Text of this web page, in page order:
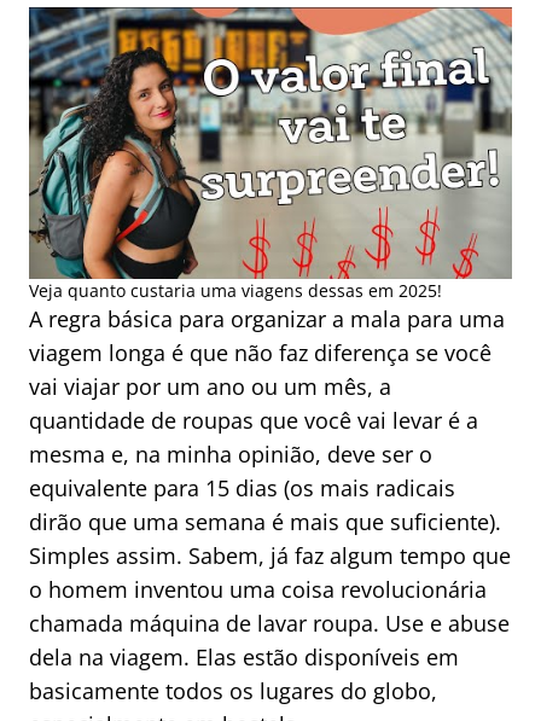
Veja quanto custaria uma viagens dessas em 2025!
A regra básica para organizar a mala para uma
viagem longa é que não faz diferença se você
vai viajar por um ano ou um mês, a
quantidade de roupas que você vai levar é a
mesma e, na minha opinião, deve ser o
equivalente para 15 dias (os mais radicais
dirão que uma semana é mais que suficiente).
Simples assim. Sabem, já faz algum tempo que
o homem inventou uma coisa revolucionária
chamada máquina de lavar roupa. Use e abuse
dela na viagem. Elas estão disponíveis em
basicamente todos os lugares do globo,